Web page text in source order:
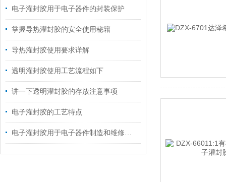
电子灌封胶用于电子器件的封装保护
掌握导热灌封胶的安全使用秘籍
导热灌封胶使用要求详解
透明灌封胶使用工艺流程如下
讲一下透明灌封胶的存放注意事项
电子灌封胶的工艺特点
电子灌封胶用于电子器件制造和维修的材料